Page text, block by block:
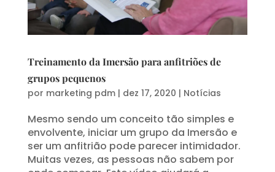
Treinamento da Imersão para anfitriões de
grupos pequenos
por marketing pdm| dez 17, 2020 | Notícias
Mesmo sendo um conceito tão simples e
envolvente, iniciar um grupo da Imersão e
ser um anfitrião pode parecer intimidador.
Muitas vezes, as pessoas não sabem por